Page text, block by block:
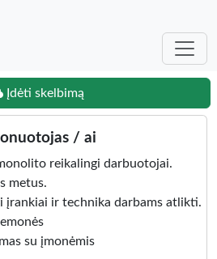
Įdėti skelbimą
/ ai
reikalingi darbuotojai.
metus.
įrankiai ir technika darbams atlikti.
su įmonėmis